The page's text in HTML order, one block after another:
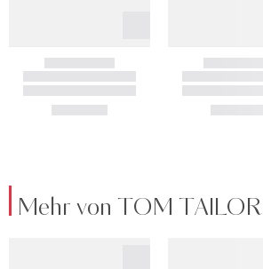
Mehr von TOM TAILOR